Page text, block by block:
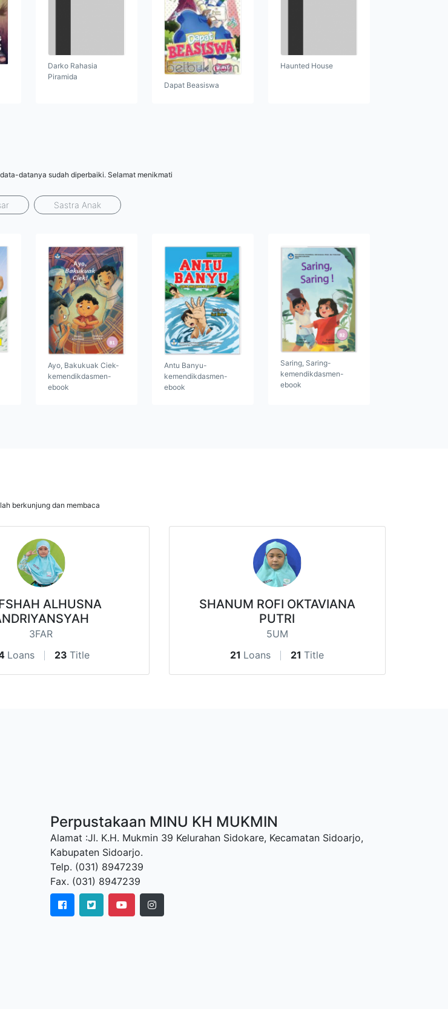
Darko Rahasia
Piramida
Dapat Beasiswa
Haunted House
datanya sudah diperbaiki. Selamat menikmati
Sastra Anak
Ayo, Bakukuak Ciek-
kemendikdasmen-
ebook
Antu Banyu-
kemendikdasmen-
ebook
Saring, Saring-
kemendikdasmen-
ebook
berkunjung dan membaca
ALHUSNA
3FAR
Loans 23 Title
SHANUM ROFI OKTAVIANA
PUTRI
5UM
21 Loans 21 Title
Perpustakaan MINU KH MUKMIN
Alamat :Jl. K.H. Mukmin 39 Kelurahan Sidokare, Kecamatan Sidoarjo,
Kabupaten Sidoarjo.
Telp. (031) 8947239
Fax. (031) 8947239